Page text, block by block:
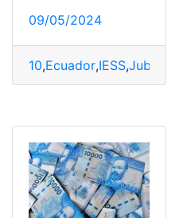
09/05/2024
10,Ecuador,IESS,Jubilación